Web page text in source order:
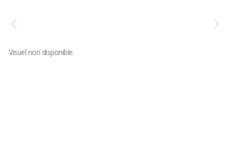
Visuel non disponible.